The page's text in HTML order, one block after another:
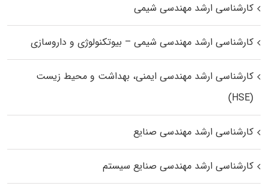
کارشناسی ارشد مهندسی شیمی
کارشناسی ارشد مهندسی شیمی – بیوتکنولوژی و داروسازی
کارشناسی ارشد مهندسی ایمنی، بهداشت و محیط زیست
(HSE)
کارشناسی ارشد مهندسی صنایع
کارشناسی ارشد مهندسی صنایع سیستم